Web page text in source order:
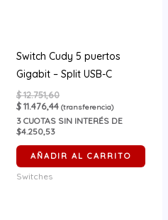
Switch Cudy 5 puertos
Gigabit – Split USB-C
$12.751,60
$11.476,44 (transferencia)
3 CUOTAS SIN INTERÉS DE
$4.250,53
AÑADIR AL CARRITO
Switches